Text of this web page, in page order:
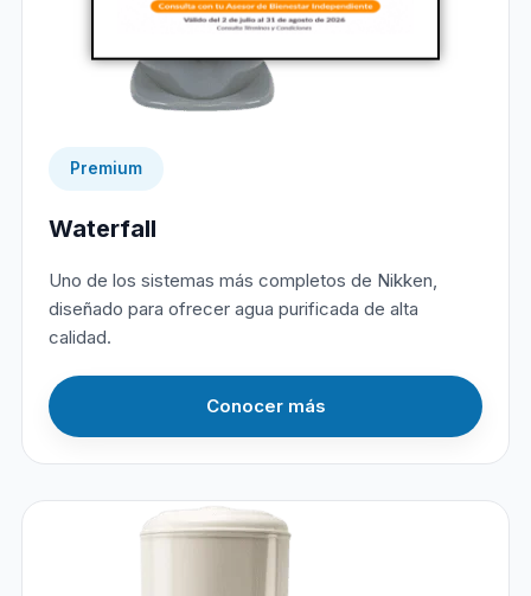
Premium
Waterfall
Uno de los sistemas más completos de Nikken,
diseñado para ofrecer agua purificada de alta
calidad.
Conocer más